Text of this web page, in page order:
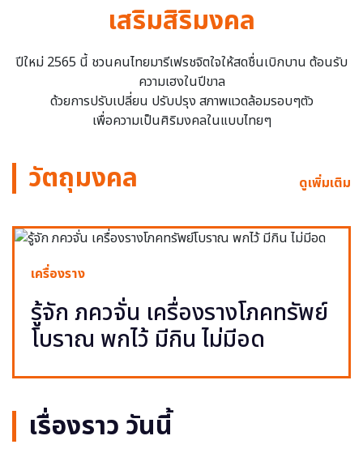
เสริมสิริมงคล
ปีใหม่ 2565 นี้ ชวนคนไทยมารีเฟรชจิตใจให้สดชื่นเบิกบาน ต้อนรับ
ความเฮงในปีขาล
ด้วยการปรับเปลี่ยน ปรับปรุง สภาพแวดล้อมรอบๆตัว
เพื่อความเป็นศิริมงคลในแบบไทยๆ
วัตถุมงคล ดูเพิ่มเติม
เครื่องราง
รู้จัก ภควจั่น เครื่องรางโภคทรัพย์
โบราณ พกไว้ มีกิน ไม่มีอด
เรื่องราว วันนี้